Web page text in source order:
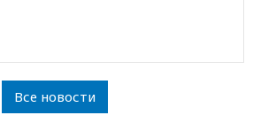
Все новости